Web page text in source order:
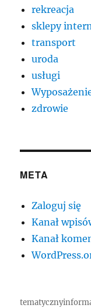
rekreacja
sklepy
transport
uroda
usługi
zdrowie
META
Zaloguj się
Kanał
Kanał